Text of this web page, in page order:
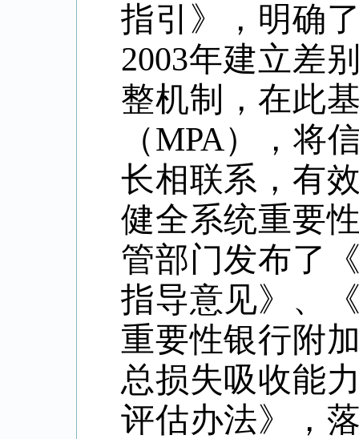
指引》，明确
2003年建立差
整机制，在此
（MPA），将
长相联系，有
健全系统重要
管部门发布了
指导意见》、
重要性银行附
总损失吸收能
评估办法》，